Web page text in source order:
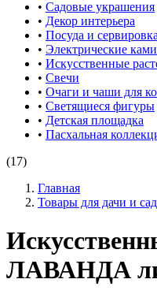
• Садовые украшения
• Декор интерьера
• Посуда и сервировка
• Электрические
• Искусственные
• Свечи
• Очаги и чаши для
• Светящиеся фигуры
• Детская площадка
• Пасхальная
(17)
Главная
Товары для дачи и
ЛАВАНДА